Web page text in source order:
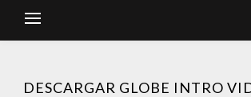
DESCARGAR GLOBE INTRO